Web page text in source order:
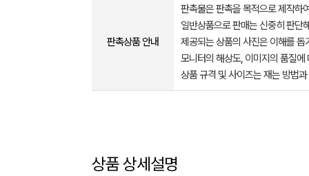
판촉상품 안내
판촉물은 판촉을 목적으로 제작하
일반상품으로 판매는 신중히 판단
제공되는 상품의 사진은 이해를
모니터의 해상도, 이미지의 품질
상품 규격 및 사이즈는 재는 방법
상품 상세설명